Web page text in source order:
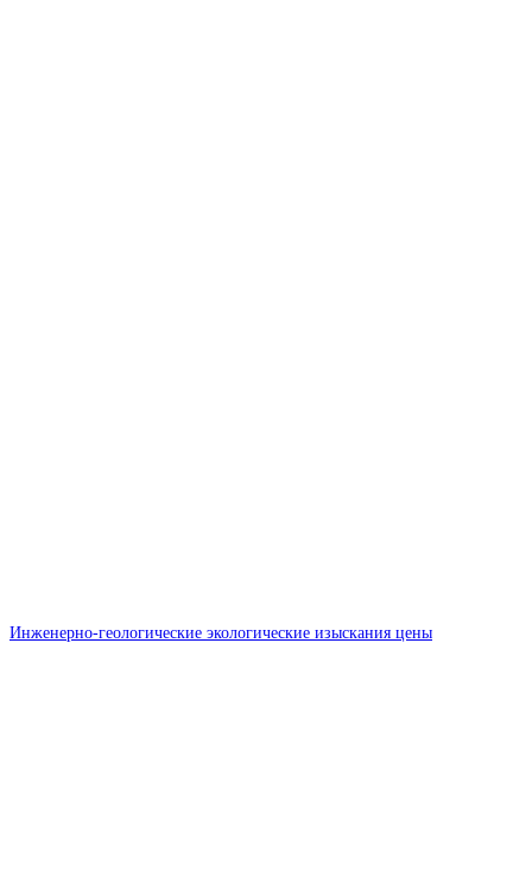
Инженерно-геологические экологические изыскания цены